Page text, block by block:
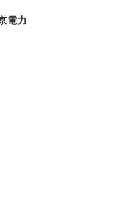
電力